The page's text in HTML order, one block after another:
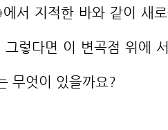
서 지적한 바와 같이 새
렇다면 이 변곡점 위에
무엇이 있을까요?